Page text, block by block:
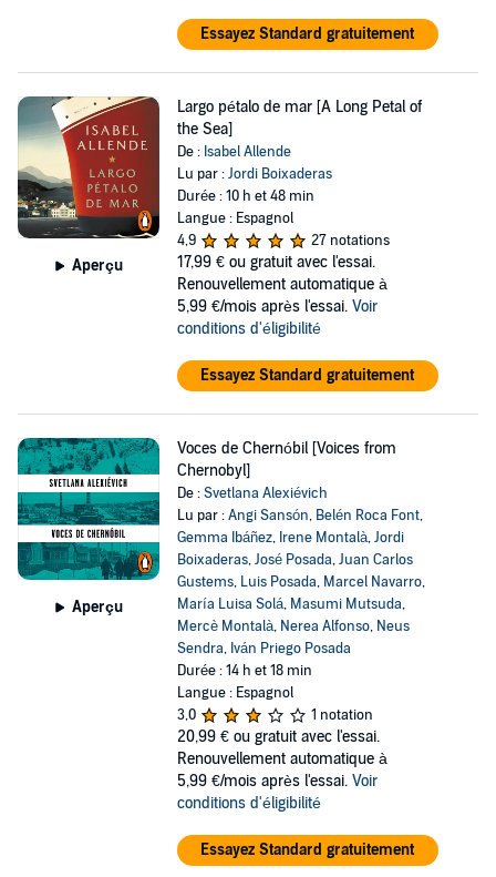
Essayez Standard gratuitement
Aperçu
Largo pétalo de mar [A Long Petal of
the Sea]
De : Isabel Allende
Lu par :Jordi Boixaderas
Durée : 10 h et 48 min
Langue : Espagnol
4,9
27 notations
17,99 € ou gratuit avec l'essai.
Renouvellement automatique à
5,99 €/mois après l'essai. Voir
conditions d'éligibilité
Essayez Standard gratuitement
Aperçu
Voces de Chernóbil [Voices from
Chernobyl]
De :Svetlana Alexiévich
Lu par :Angi Sansón, Belén Roca Font,
Gemma Ibáñez, Irene Montalà,Jordi
Boixaderas,José Posada,Juan Carlos
Gustems, Luis Posada, Marcel Navarro,
María Luisa Solá, Masumi Mutsuda,
Mercè Montalà, Nerea Alfonso, Neus
Sendra, Iván Priego Posada
Durée : 14 h et 18 min
Langue : Espagnol
3,0
1 notation
20,99 € ou gratuit avec l'essai.
Renouvellement automatique à
5,99 €/mois après l'essai. Voir
conditions d'éligibilité
Essayez Standard gratuitement